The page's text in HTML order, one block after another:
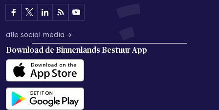
alle social media →
Download de Binnenlands Bestuur App